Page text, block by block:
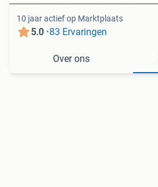
10 jaar actief op Marktplaats
5.0 ·83 Ervaringen
Over ons